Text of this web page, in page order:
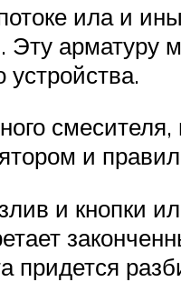
ила и
арматуру
устройства.
смесителя,
и
и кнопки
придется